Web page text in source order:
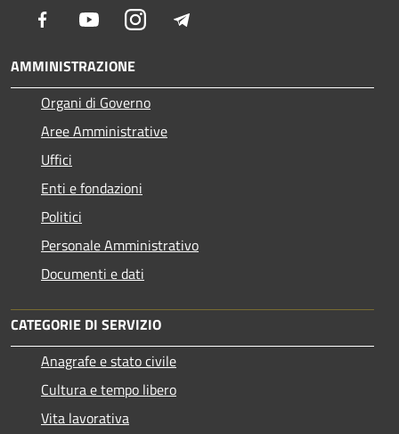
Facebook YoutubeInstagram
AMMINISTRAZIONE
Organi di Governo
Aree Amministrative
Uffici
Enti e fondazioni
Politici
Personale Amministrativo
Documenti e dati
CATEGORIE DI SERVIZIO
Anagrafe e stato civile
Cultura e tempo libero
Vita lavorativa